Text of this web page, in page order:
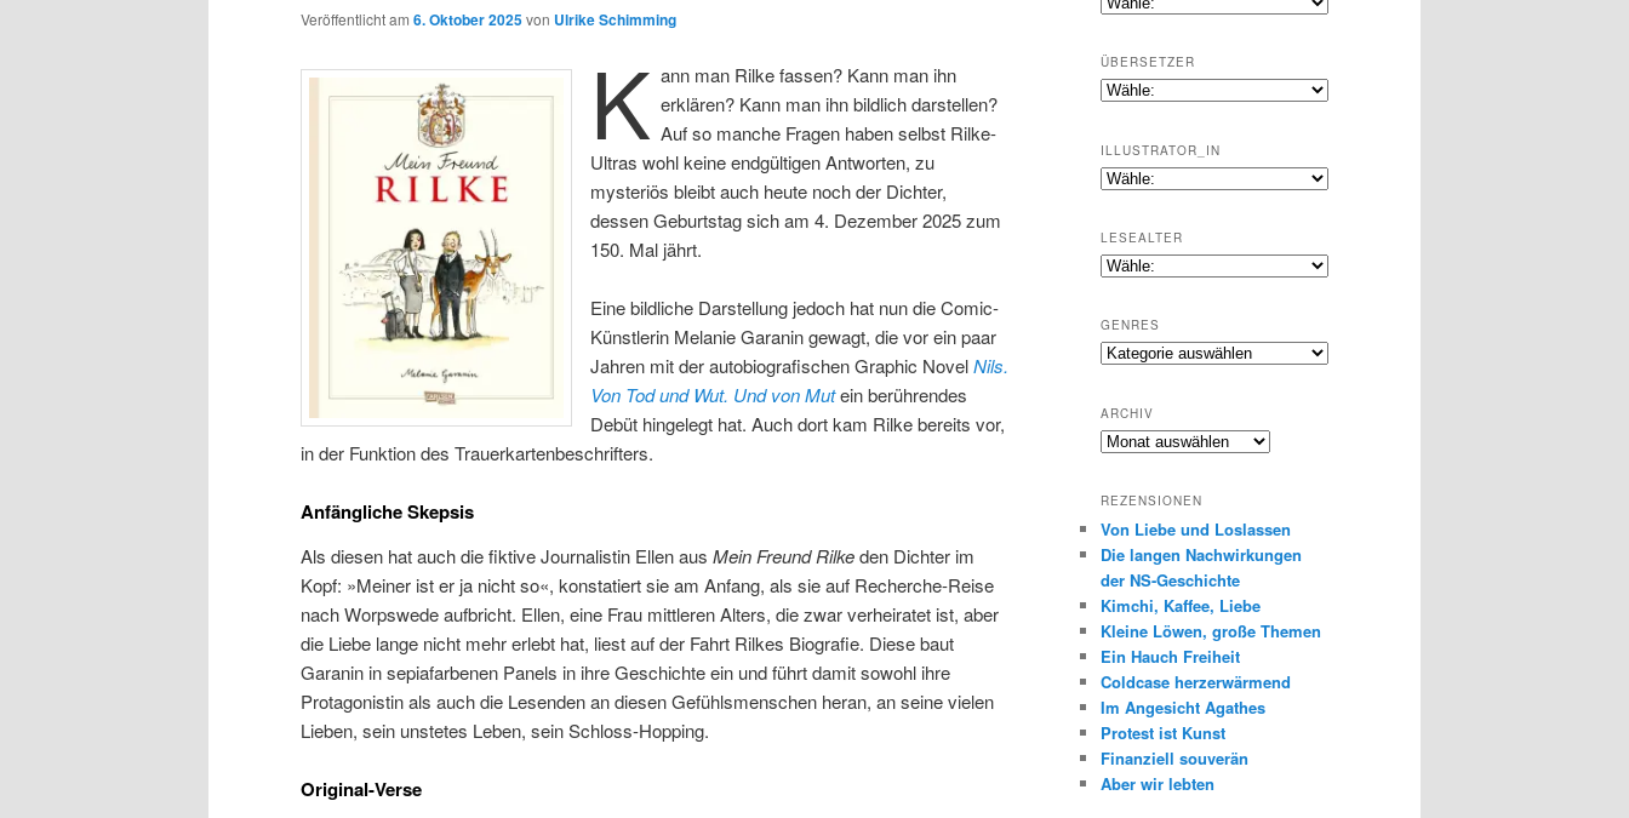
Veröffentlicht am 6. Oktober 2025von Ulrike Schimming
K ann man Rilke fassen? Kann man ihn
erklären? Kann man ihn bildlich darstellen?
Auf so manche Fragen haben selbst Rilke-
Ultras wohl keine endgültigen Antworten, zu
mysteriös bleibt auch heute noch der Dichter,
dessen Geburtstag sich am 4. Dezember 2025 zum
150. Mal jährt.
Eine bildliche Darstellung jedoch hat nun die Comic-
Künstlerin Melanie Garanin gewagt, die vor ein paar
Jahren mit der autobiografischen Graphic NovelNils.
Von Tod und Wut. Und von Mutein berührendes
Debüt hingelegt hat. Auch dort kam Rilke bereits vor,
in der Funktion des Trauerkartenbeschrifters.
Anfängliche Skepsis
Als diesen hat auch die fiktive Journalistin Ellen aus Mein Freund Rilkeden Dichter im
Kopf: »Meiner ist er ja nicht so«, konstatiert sie am Anfang, als sie auf Recherche-Reise
nach Worpswede aufbricht. Ellen, eine Frau mittleren Alters, die zwar verheiratet ist, aber
die Liebe lange nicht mehr erlebt hat, liest auf der Fahrt Rilkes Biografie. Diese baut
Garanin in sepiafarbenen Panels in ihre Geschichte ein und führt damit sowohl ihre
Protagonistin als auch die Lesenden an diesen Gefühlsmenschen heran, an seine vielen
Lieben, sein unstetes Leben, sein Schloss-Hopping.
Original-Verse
ÜBERSETZER
ILLUSTRATOR_IN
LESEALTER
GENRES
Genres
ARCHIV
Archiv
REZENSIONEN
Von Liebe und Loslassen
Die langen Nachwirkungen
der NS-Geschichte
Kimchi, Kaffee, Liebe
Kleine Löwen, große Themen
Ein Hauch Freiheit
Coldcase herzerwärmend
Im Angesicht Agathes
Protest ist Kunst
Finanziell souverän
Aber wir lebten